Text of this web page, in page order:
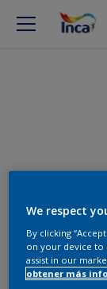
tu
We respect
By clicking
on your device to
assist in our
obtener más